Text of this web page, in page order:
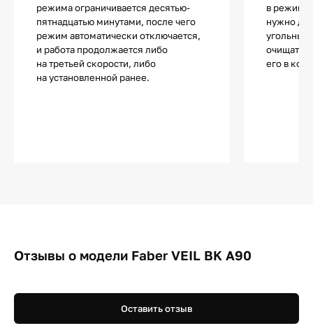
режима ограничивается десятью-
пятнадцатью минутами, после чего
режим автоматически отключается,
и работа продолжается либо
на третьей скорости, либо
на установленной ранее.
в режиме
нужно
угольные
очищать
его в
Отзывы о модели Faber VEIL BK A90
Оставить отзыв